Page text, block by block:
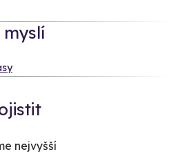
myslí
nejvyšší